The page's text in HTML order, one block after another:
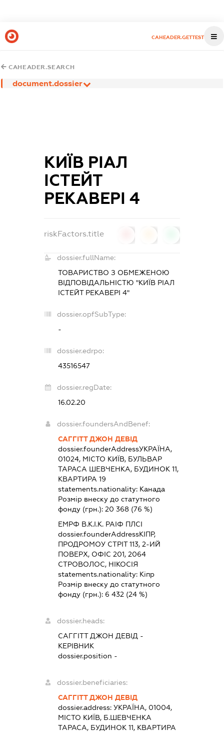
CAHEADER.GETTEST
CAHEADER.SEARCH
document.dossier
КИЇВ РІАЛ
ІСТЕЙТ
РЕКАВЕРІ 4
riskFactors.title
dossier.fullName:
ТОВАРИСТВО З ОБМЕЖЕНОЮ
ВІДПОВІДАЛЬНІСТЮ "КИЇВ РІАЛ
ІСТЕЙТ РЕКАВЕРІ 4"
dossier.opfSubType:
-
dossier.edrpo:
43516547
dossier.regDate:
16.02.20
dossier.foundersAndBenef:
САГГІТТ ДЖОН ДЕВІД
dossier.founderAddressУКРАЇНА,
01024, МІСТО КИЇВ, БУЛЬВАР
ТАРАСА ШЕВЧЕНКА, БУДИНОК 11,
КВАРТИРА 19
statements.nationality: Канада
Розмір внеску до статутного
фонду (грн.):20 368 (76 %)
ЕМРФ В.К.І.К. РАІФ ПЛСІ
dossier.founderAddressКІПР,
ПРОДРОМОУ СТРІТ 113, 2-ИЙ
ПОВЕРХ, ОФІС 201, 2064
СТРОВОЛОС, НІКОСІЯ
statements.nationality: Кіпр
Розмір внеску до статутного
фонду (грн.): 6 432 (24 %)
dossier.heads:
САГГІТТ ДЖОН ДЕВІД -
КЕРІВНИК
dossier.position -
dossier.beneficiaries:
САГГІТТ ДЖОН ДЕВІД
dossier.address:УКРАЇНА, 01004,
МІСТО КИЇВ, Б.ШЕВЧЕНКА
ТАРАСА, БУДИНОК 11, КВАРТИРА